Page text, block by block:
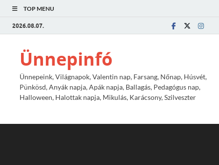
TOP MENU
2026.08.07.
Ünnepinfó
Ünnepeink, Világnapok, Valentin nap, Farsang, Nőnap, Húsvét,
Pünkösd, Anyák napja, Apák napja, Ballagás, Pedagógus nap,
Halloween, Halottak napja, Mikulás, Karácsony, Szilveszter